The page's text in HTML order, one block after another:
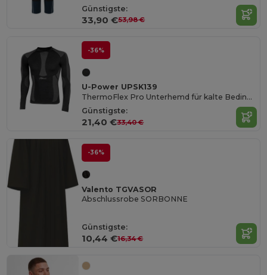
Günstigste:
33,90 €53,98 €
-36%
U-Power UPSK139
ThermoFlex Pro Unterhemd für kalte Bedingungen
Günstigste:
21,40 €33,40 €
-36%
Valento TGVASOR
Abschlussrobe SORBONNE
Günstigste:
10,44 €16,34 €